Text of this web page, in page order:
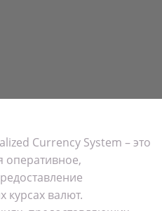
Currency System – это
оперативное,
валют.